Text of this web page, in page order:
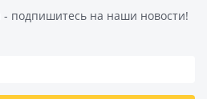
- подпишитесь на наши новости!